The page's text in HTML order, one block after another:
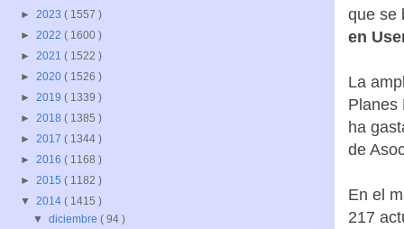
que se
en
La
Planes
ha
de
En el
217
► 2023 ( 1557 )
► 2022 ( 1600 )
► 2021 ( 1522 )
► 2020 ( 1526 )
► 2019 ( 1339 )
► 2018 ( 1385 )
► 2017 ( 1344 )
► 2016 ( 1168 )
► 2015 ( 1182 )
▼ 2014 ( 1415 )
▼diciembre( 94 )